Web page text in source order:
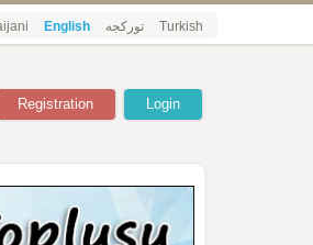
English تورکجه Turkish
Login
Registration